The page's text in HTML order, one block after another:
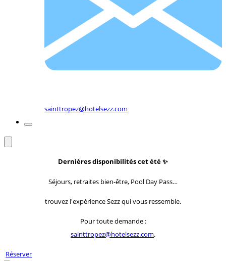
sainttropez@hotelsezz.com
Dernières disponibilités cet été ✨
Séjours, retraites bien-être, Pool Day Pass…
trouvez l'expérience Sezz qui vous ressemble.
Pour toute demande :
sainttropez@hotelsezz.com.
Réserver